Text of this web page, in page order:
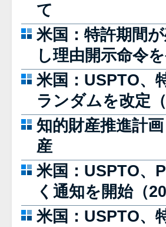
て
米国：特許期間
し理由開示命令
米国：USPTO、
ランダムを改定
知的財産推進計
産
米国：USPTO、
く通知を開始（
米国：USPTO、